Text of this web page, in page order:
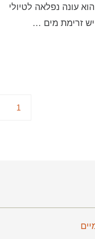
עונה נפלאה לטיולי
יש זרימת מים …
1